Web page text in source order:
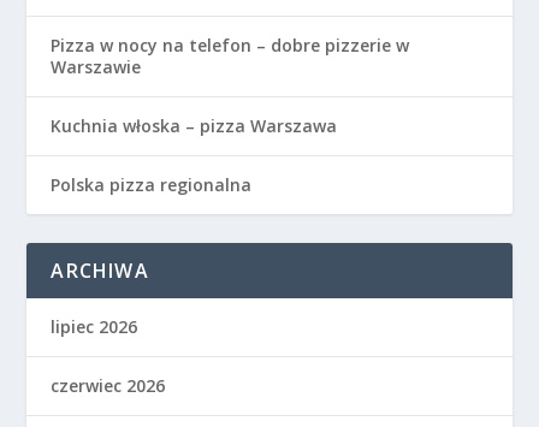
Pizza w nocy na telefon – dobre pizzerie w
Warszawie
Kuchnia włoska – pizza Warszawa
Polska pizza regionalna
ARCHIWA
lipiec 2026
czerwiec 2026